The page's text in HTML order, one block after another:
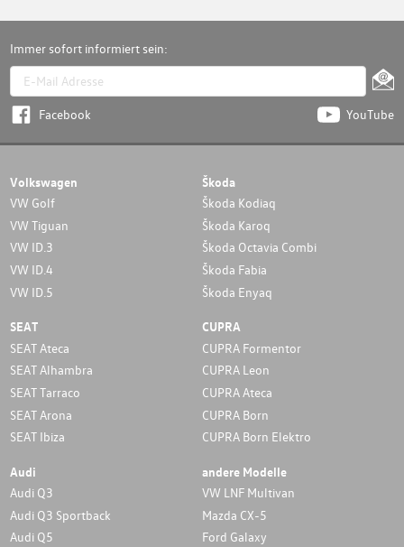
Immer sofort informiert sein:
Facebook YouTube
Volkswagen
VW Golf
VW Tiguan
VW ID.3
VW ID.4
VW ID.5
Škoda
Škoda Kodiaq
Škoda Karoq
Škoda Octavia Combi
Škoda Fabia
Škoda Enyaq
SEAT
SEAT Ateca
SEAT Alhambra
SEAT Tarraco
SEAT Arona
SEAT Ibiza
CUPRA
CUPRA Formentor
CUPRA Leon
CUPRA Ateca
CUPRA Born
CUPRA Born Elektro
Audi
Audi Q3
Audi Q3 Sportback
Audi Q5
andere Modelle
VW LNF Multivan
Mazda CX-5
Ford Galaxy